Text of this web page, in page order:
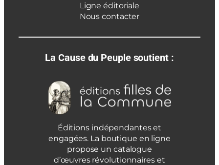
Ligne éditoriale
Nous contacter
La Cause du Peuple soutient :
Éditions indépendantes et
engagées. La boutique en ligne
propose un catalogue
d’œuvres révolutionnaires et